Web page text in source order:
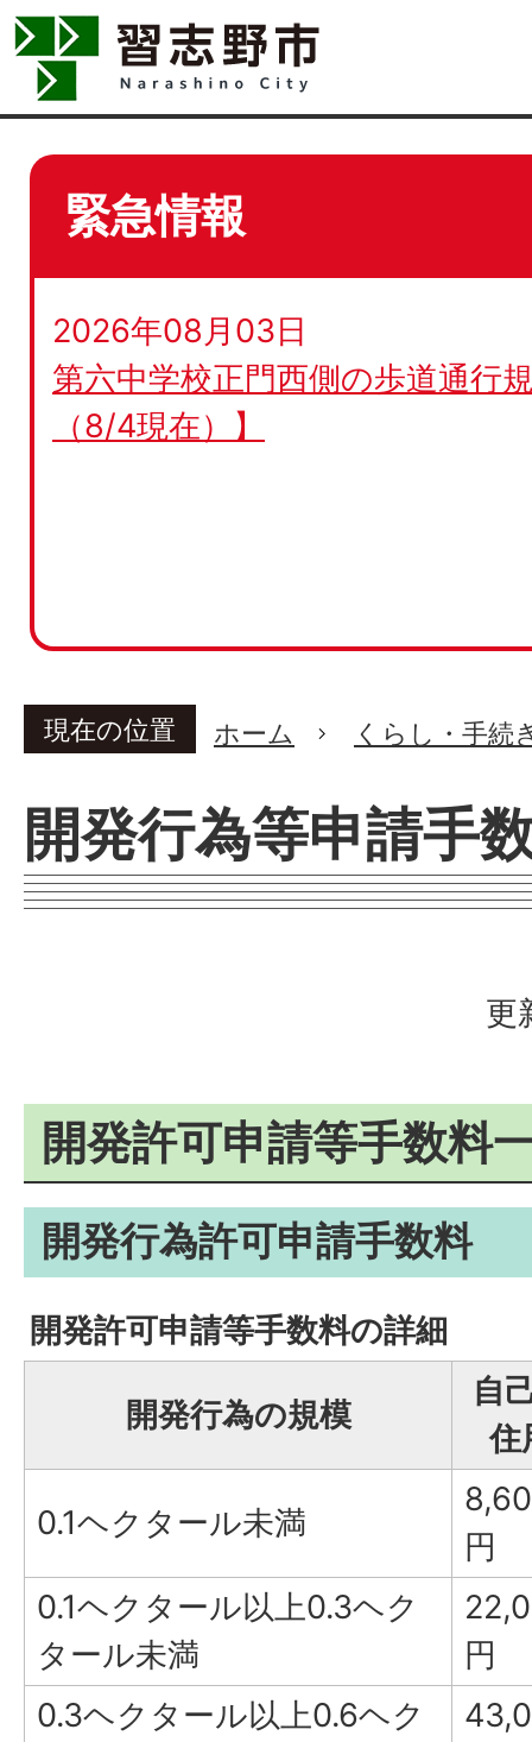
緊急情報
2026年08月03日
第六中学校正門西側の歩道通行
（8/4現在）】
現在の位置 ホーム くらし・手続
開発行為等申請手
更
開発許可申請等手数料
開発行為許可申請手数料
開発許可申請等手数料の詳細
開発行為の規模
自
住
0.1ヘクタール未満
円
0.1ヘクタール以上0.3ヘク
タール未満
円
0.3ヘクタール以上0.6ヘク